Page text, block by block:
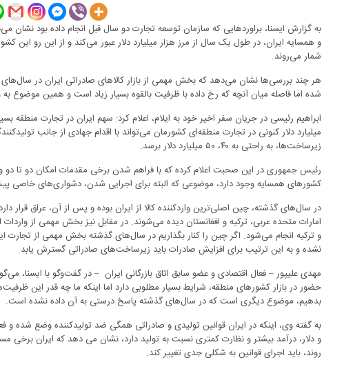
به گزارش ایسنا، براوردهایی که سازمان توسعه تجارت دو سال قبل انجام داده بود نشان
و همسایه ایران، در طول یک سال از مرز هزار میلیارد دلار عبور می‌کند و از این رو این
شمار می‌روند.
هر چند بررسی‌ها نشان می‌دهد که بخش مهمی از بازار کالاهای صادراتی ایران در
شده اما فاصله میان آنچه که رخ داده با ظرفیت بالقوه بسیار زیاد است و همین
میلیارد دلار کنونی در تجارت منطقه‌ای کشورمان می‌تواند با اقدام جهادی از جانب
زیرساخت‌ها، به راحتی به ۴۰، ۵۰ میلیارد دلار برسد.
رئیس جمهوری در این صحبت اعلام کرده که با فراهم شدن برخی مقدمات امکان دو تا دو و
کشورهای همسایه وجود دارد، موضوعی که البته برای اجرایی شدن، دشواری‌های
در سال‌های گذشته، چین اصلی‌ترین واردکننده کالا از ایران بوده و پس از آن، عراق قرار
امارات متحده عربی، ترکیه و افغانستان دیده می‌شوند. در مقابل نیز بخش مهمی از
و ترکیه انجام می‌شود. اگر چین را کنار بگذاریم در سال‌های گذشته بخش مهمی از تجارت
نشده و به این ترتیب برای افزایش صادرات باید زیرساخت‌های صادراتی گسترش یابد.
مهدی علیپور – فعال اقتصادی و عضو سابق اتاق بازرگانی ایران – در گفت‌وگو با ایسنا،
حضور در بازار کشورهای منطقه، شرایط بسیار مطلوبی دارد اما اینکه ما چه قدر این
بدهیم، موضوع دیگری است که در سال‌های گذشته پاسخ درستی به آن داده نشده است.
به گفته وی، اینکه در ایران قوانین تولیدی و صادراتی همگی ضد تولیدکننده وضع شده
و دلار، درآمد بیشتر و نظارت کمتری نسبت به تولید دارد، نشان می دهد که ایران برخی
روند، باید اجرای قوانین به شکلی جدی تغییر کند.